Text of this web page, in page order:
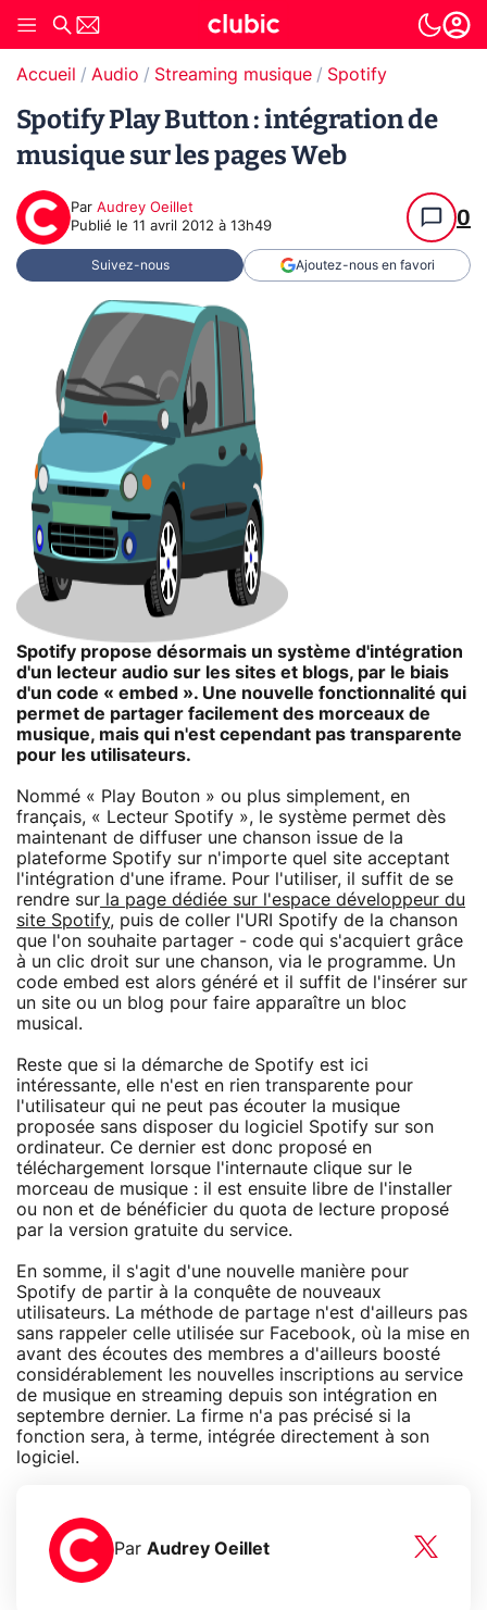
Accueil Audio Streaming musique Spotify
Spotify Play Button : intégration de
musique sur les pages Web
Par Audrey Oeillet
Publié le 11 avril 2012 à 13h49 0
Suivez-nous Ajoutez-nous en favori
Spotify propose désormais un système d'intégration
d'un lecteur audio sur les sites et blogs, par le biais
d'un code « embed ». Une nouvelle fonctionnalité qui
permet de partager facilement des morceaux de
musique, mais qui n'est cependant pas transparente
pour les utilisateurs.
Nommé « Play Bouton » ou plus simplement, en
français, « Lecteur Spotify », le système permet dès
maintenant de diffuser une chanson issue de la
plateforme Spotify sur n'importe quel site acceptant
l'intégration d'une iframe. Pour l'utiliser, il suffit de se
rendre sur la page dédiée sur l'espace développeur du
site Spotify, puis de coller l'URI Spotify de la chanson
que l'on souhaite partager - code qui s'acquiert grâce
à un clic droit sur une chanson, via le programme. Un
code embed est alors généré et il suffit de l'insérer sur
un site ou un blog pour faire apparaître un bloc
musical.
Reste que si la démarche de Spotify est ici
intéressante, elle n'est en rien transparente pour
l'utilisateur qui ne peut pas écouter la musique
proposée sans disposer du logiciel Spotify sur son
ordinateur. Ce dernier est donc proposé en
téléchargement lorsque l'internaute clique sur le
morceau de musique : il est ensuite libre de l'installer
ou non et de bénéficier du quota de lecture proposé
par la version gratuite du service.
En somme, il s'agit d'une nouvelle manière pour
Spotify de partir à la conquête de nouveaux
utilisateurs. La méthode de partage n'est d'ailleurs pas
sans rappeler celle utilisée sur Facebook, où la mise en
avant des écoutes des membres a d'ailleurs boosté
considérablement les nouvelles inscriptions au service
de musique en streaming depuis son intégration en
septembre dernier. La firme n'a pas précisé si la
fonction sera, à terme, intégrée directement à son
logiciel.
Par Audrey Oeillet